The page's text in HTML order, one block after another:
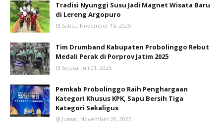
Tradisi Nyunggi Susu Jadi Magnet Wisata Baru
di Lereng Argopuro
Sabtu, November 15, 2025
Tim Drumband Kabupaten Probolinggo Rebut
Medali Perak di Porprov Jatim 2025
Selasa, Juli 01, 2025
Pemkab Probolinggo Raih Penghargaan
Kategori Khusus KPK, Sapu Bersih Tiga
Kategori Sekaligus
Jumat, November 28, 2025